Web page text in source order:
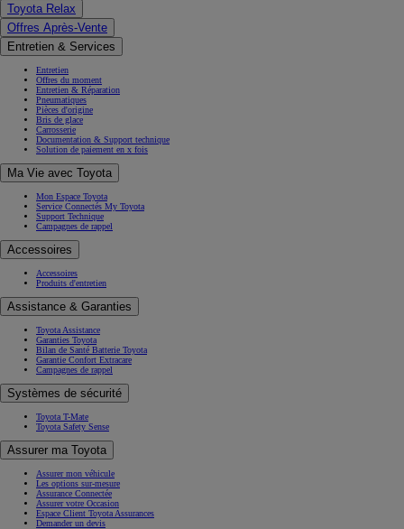
Toyota Relax
Offres Après-Vente
Entretien & Services
Entretien
Offres du moment
Entretien & Réparation
Pneumatiques
Pièces d'origine
Bris de glace
Carrosserie
Documentation & Support technique
Solution de paiement en x fois
Ma Vie avec Toyota
Mon Espace Toyota
Service Connectés My Toyota
Support Technique
Campagnes de rappel
Accessoires
Accessoires
Produits d'entretien
Assistance & Garanties
Toyota Assistance
Garanties Toyota
Bilan de Santé Batterie Toyota
Garantie Confort Extracare
Campagnes de rappel
Systèmes de sécurité
Toyota T-Mate
Toyota Safety Sense
Assurer ma Toyota
Assurer mon véhicule
Les options sur-mesure
Assurance Connectée
Assurer votre Occasion
Espace Client Toyota Assurances
Demander un devis